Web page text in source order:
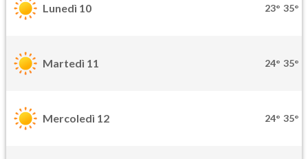
Lunedì 10 23° 35°
Martedì 11 24° 35°
Mercoledì 12 24° 35°